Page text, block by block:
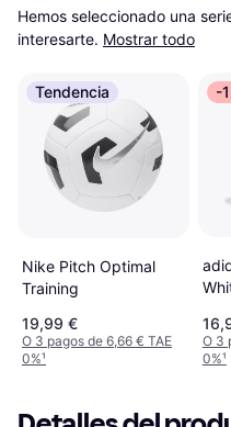
Hemos seleccionado una
interesarte. Mostrar todo
Tendencia
Nike Pitch Optimal
Training
19,99 €
O 3 pagos de 6,66 € TAE
0%¹
-
O 3
0%¹